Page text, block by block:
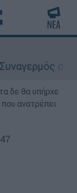
δε θα υπήρχε
ανατρέπει